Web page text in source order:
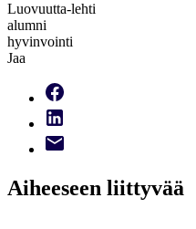
Luovuutta-lehti
alumni
hyvinvointi
Jaa
Aiheeseen liittyvää